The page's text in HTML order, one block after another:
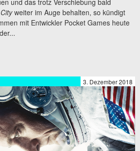
und das trotz Verschiebung bald
weiter im Auge behalten, so kündigt
mit Entwickler Pocket Games heute
3. Dezember 2018